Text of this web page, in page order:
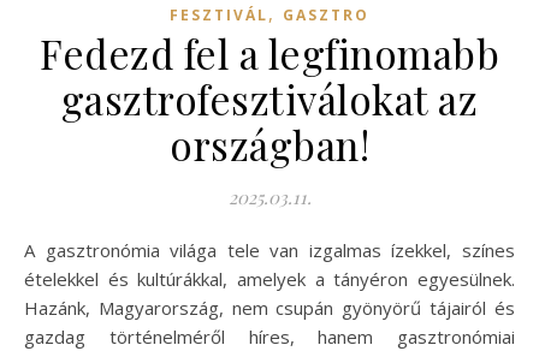
FESZTIVÁL, GASZTRO
Fedezd fel a legfinomabb
gasztrofesztiválokat az
országban!
2025.03.11.
A gasztronómia világa tele van izgalmas ízekkel, színes
ételekkel és kultúrákkal, amelyek a tányéron egyesülnek.
Hazánk, Magyarország, nem csupán gyönyörű tájairól és
gazdag történelméről híres, hanem gasztronómiai